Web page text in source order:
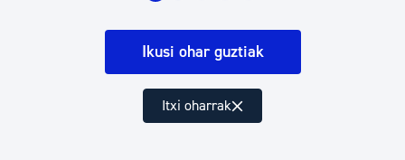
Ikusi ohar guztiak
Itxi oharrak